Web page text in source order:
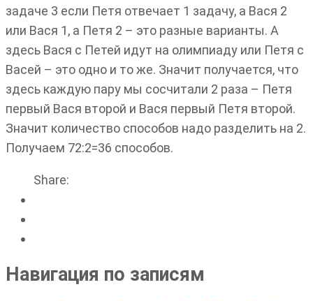
задаче 3 если Петя отвечает 1 задачу, а Вася 2
или Вася 1, а Петя 2 – это разные варианты. А
здесь Вася с Петей идут на олимпиаду или Петя с
Васей – это одно и то же. Значит получается, что
здесь каждую пару мы сосчитали 2 раза – Петя
первый Вася второй и Вася первый Петя второй.
Значит количество способов надо разделить на 2.
Получаем 72:2=36 способов.
Share:
Навигация по записям